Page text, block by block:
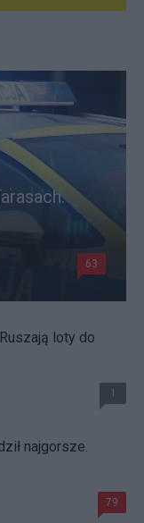
63
loty do
1
najgorsze.
79